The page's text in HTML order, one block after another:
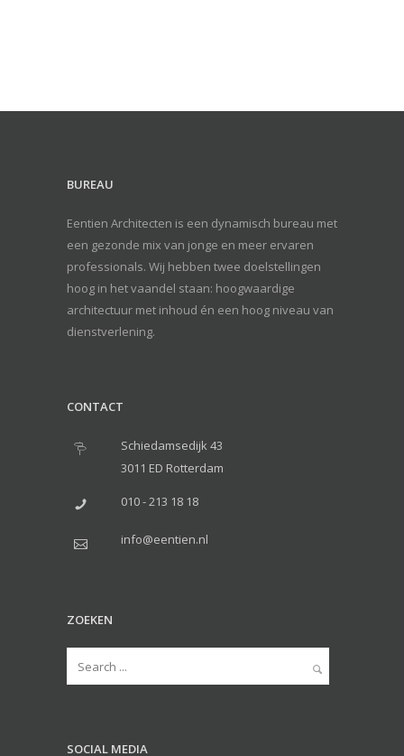
BUREAU
Eentien Architecten is een dynamisch bureau met
een gezonde mix van jonge en meer ervaren
professionals. Wij hebben twee doelstellingen
hoog in het vaandel staan: hoogwaardige
architectuur met inhoud én een hoog niveau van
dienstverlening.
CONTACT
Schiedamsedijk 43
3011 ED Rotterdam
010 - 213 18 18
info@eentien.nl
ZOEKEN
SOCIAL MEDIA